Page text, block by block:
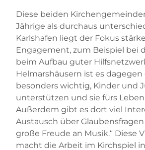
Diese beiden
Jährige als durchaus
Karlshafen liegt der Fokus
Engagement, zum Beispiel bei
beim Aufbau guter
Helmarshäusern ist es dagegen
besonders wichtig, Kinder und
unterstützen und sie fürs
Außerdem gibt es dort viel
Austausch über
große Freude an Musik.“ Diese
macht die Arbeit im Kirchspiel